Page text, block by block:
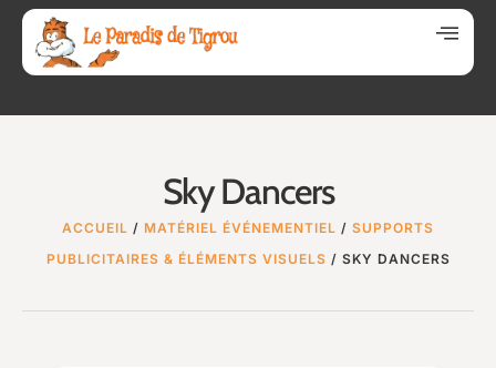
Sky Dancers
ACCUEIL / MATÉRIEL ÉVÉNEMENTIEL / SUPPORTS
PUBLICITAIRES & ÉLÉMENTS VISUELS / SKY DANCERS